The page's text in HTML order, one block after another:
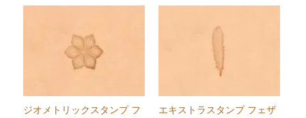
ジオメトリックスタンプ フ
エキストラスタンプ フェザ